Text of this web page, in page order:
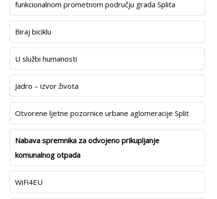
funkcionalnom prometnom području grada Splita
Biraj biciklu
U službi humanosti
Jadro – izvor života
Otvorene ljetne pozornice urbane aglomeracije Split
Nabava spremnika za odvojeno prikupljanje
komunalnog otpada
WiFi4EU